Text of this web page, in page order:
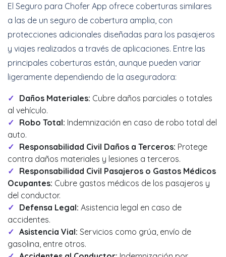
El Seguro para Chofer App ofrece coberturas similares
a las de un seguro de cobertura amplia, con
protecciones adicionales diseñadas para los pasajeros
y viajes realizados a través de aplicaciones. Entre las
principales coberturas están, aunque pueden variar
ligeramente dependiendo de la aseguradora:
Daños Materiales: Cubre daños parciales o totales
al vehículo.
Robo Total: Indemnización en caso de robo total del
auto.
Responsabilidad Civil Daños a Terceros: Protege
contra daños materiales y lesiones a terceros.
Responsabilidad Civil Pasajeros o Gastos Médicos
Ocupantes: Cubre gastos médicos de los pasajeros y
del conductor.
Defensa Legal: Asistencia legal en caso de
accidentes.
Asistencia Vial: Servicios como grúa, envío de
gasolina, entre otros.